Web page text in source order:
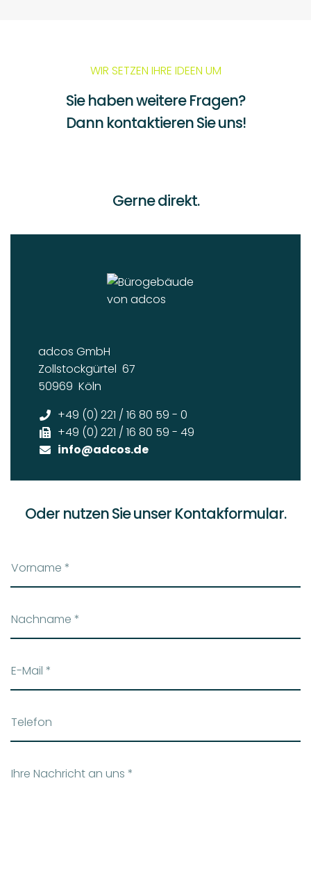
WIR SETZEN IHRE IDEEN UM
Sie haben weitere Fragen?
Dann kontaktieren Sie uns!
Gerne direkt.
adcos GmbH
Zollstockgürtel 67
50969 Köln
+49 (0) 221 / 16 80 59 - 0
+49 (0) 221 / 16 80 59 - 49
info@adcos.de
Oder nutzen Sie unser Kontakformular.
Vorname *
Nachname *
E-Mail *
Telefon
Ihre Nachricht an uns *